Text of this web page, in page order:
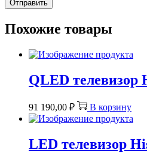
Похожие товары
QLED телевизор
91 190,00 ₽ В корзину
LED телевизор